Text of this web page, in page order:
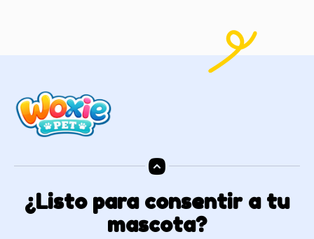
¿Listo para consentir a tu
mascota?